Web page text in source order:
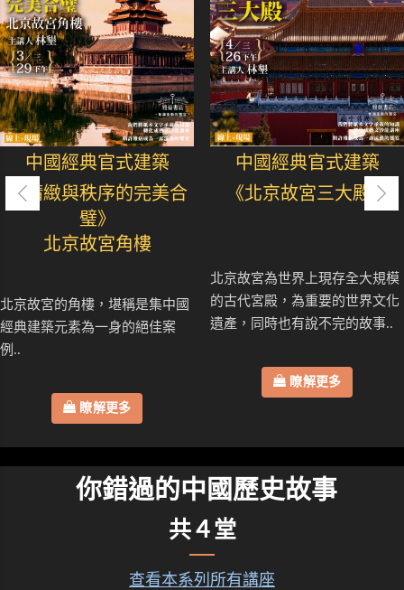
中國經典官式建築
《精緻與秩序的完美合
璧》
北京故宮角樓
北京故宮的角樓，堪稱是集中國
經典建築元素為一身的絕佳案
例..
瞭解更多
中國經典官式建築
《北京故宮三大殿》
北京故宮為世界上現存全大規模
的古代宮殿，為重要的世界文化
遺產，同時也有說不完的故事..
瞭解更多
你錯過的中國歷史故事
共４堂
查看本系列所有講座